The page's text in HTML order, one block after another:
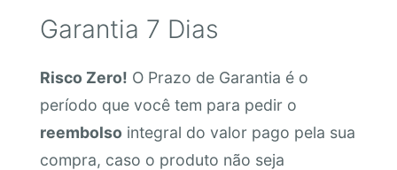
Garantia 7 Dias
Risco Zero! O Prazo de Garantia é o
período que você tem para pedir o
reembolso integral do valor pago pela sua
compra, caso o produto não seja